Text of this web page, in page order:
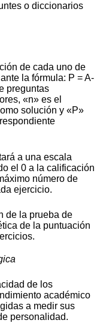
o diccionarios
de cada uno de
la fórmula: P = A-
preguntas
«n» es el
solución y «P»
a una escala
el 0 a la calificación
número de
ejercicio.
de la prueba de
de la puntuación
de los
académico
a medir sus
personalidad.